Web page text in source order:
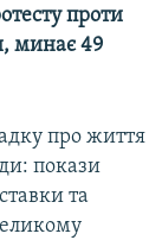
проти
минає 49
про життя
покази
та